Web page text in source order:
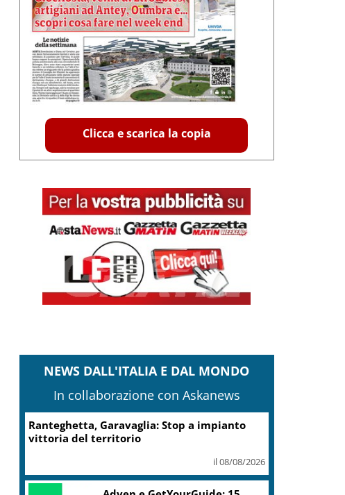
Clicca e scarica la copia
NEWS DALL'ITALIA E DAL MONDO
In collaborazione con Askanews
Ranteghetta, Garavaglia: Stop a impianto
vittoria del territorio
il 08/08/2026